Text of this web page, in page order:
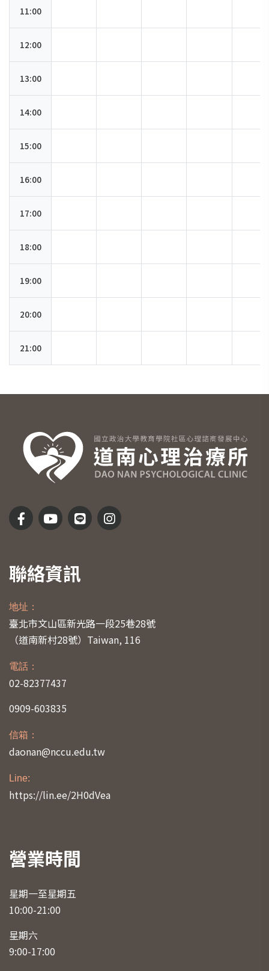
11:00
12:00
13:00
14:00
15:00
16:00
17:00
18:00
19:00
20:00
21:00
聯絡資訊
地址：
臺北市文山區新光路一段25巷28號
（道南新村28號） Taiwan, 116
電話：
02-82377437
0909-603835
信箱：
daonan@nccu.edu.tw
Line:
https://lin.ee/2H0dVea
營業時間
星期一至星期五
10:00-21:00
星期六
9:00-17:00